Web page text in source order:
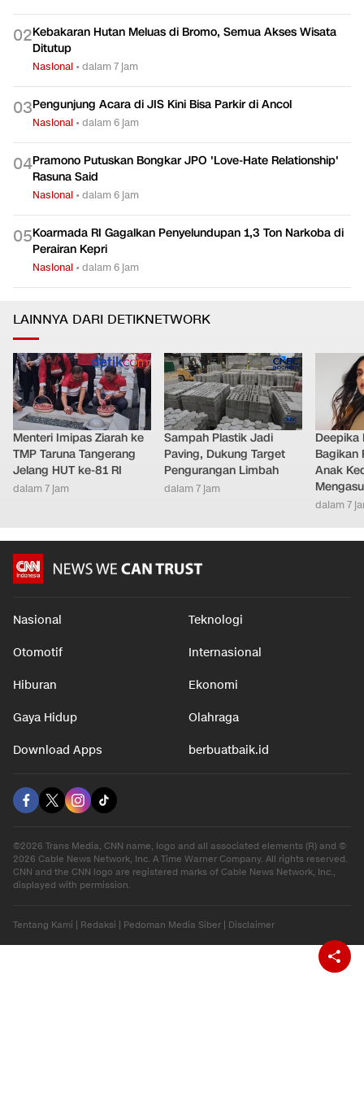
02Kebakaran Hutan Meluas di Bromo, Semua Akses Wisata
Ditutup
Nasional •dalam 7 jam
03Pengunjung Acara di JIS Kini Bisa Parkir di Ancol
Nasional •dalam 6 jam
04Pramono Putuskan Bongkar JPO 'Love-Hate Relationship'
Rasuna Said
Nasional •dalam 6 jam
05Koarmada RI Gagalkan Penyelundupan 1,3 Ton Narkoba di
Perairan Kepri
Nasional •dalam 6 jam
LAINNYA DARI DETIKNETWORK
Menteri Imipas Ziarah ke
TMP Taruna Tangerang
Jelang HUT ke-81 RI
dalam 7 jam
Sampah Plastik Jadi
Paving, Dukung Target
Pengurangan Limbah
dalam 7 jam
Deepika
Bagikan
Anak
dalam 7
Nasional Teknologi
Otomotif Internasional
Hiburan Ekonomi
Gaya Hidup Olahraga
Download Apps berbuatbaik.id
©2026 Trans Media, CNN name, logo and all associated elements (R) and ©
2026 Cable News Network, Inc. A Time Warner Company. All rights reserved.
CNN and the CNN logo are registered marks of Cable News Network, Inc.,
displayed with permission.
Tentang Kami Redaksi Pedoman Media Siber Disclaimer